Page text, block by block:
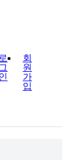
로
그
회
원
가
입